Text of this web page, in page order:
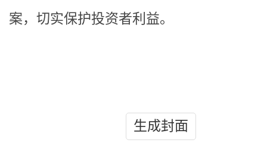
案，切实保护投资者利益。
生成封面